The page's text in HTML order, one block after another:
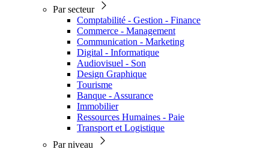
Par secteur
Comptabilité - Gestion - Finance
Commerce - Management
Communication - Marketing
Digital - Informatique
Audiovisuel - Son
Design Graphique
Tourisme
Banque - Assurance
Immobilier
Ressources Humaines - Paie
Transport et Logistique
Par niveau